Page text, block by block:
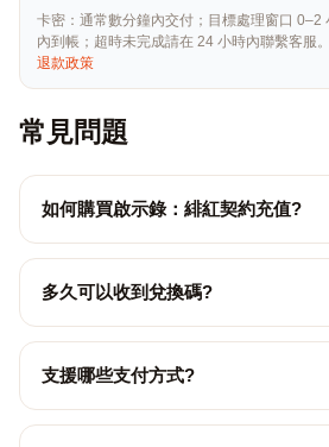
卡密：通常數分鐘內交付；目標處理窗口 0–2
內到帳；超時未完成請在 24 小時內聯繫客服
退款政策
常見問題
如何購買啟示錄：緋紅契約充值?
多久可以收到兌換碼?
支援哪些支付方式?